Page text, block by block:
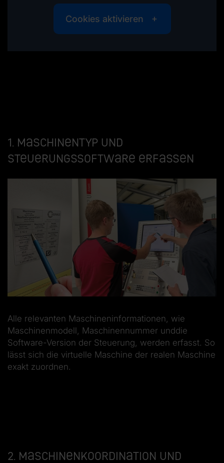
Cookies aktivieren
1. Maschinentyp und
Steuerungssoftware erfassen
Alle relevanten Maschineninformationen, wie
Maschinenmodell, Maschinennummer unddie
Software-Version der Steuerung, werden erfasst. So
lässt sich die virtuelle Maschine der realen Maschine
exakt zuordnen.
2. Maschinenkoordination und